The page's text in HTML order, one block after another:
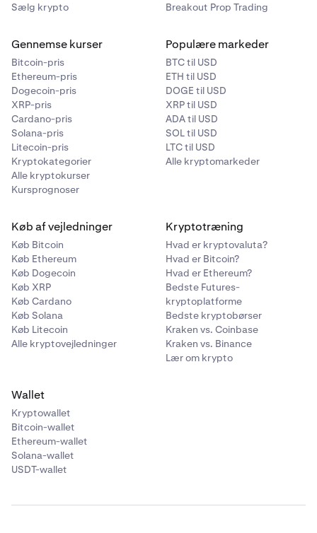
Sælg krypto
Breakout Prop Trading
Gennemse kurser
Bitcoin-pris
Ethereum-pris
Dogecoin-pris
XRP-pris
Cardano-pris
Solana-pris
Litecoin-pris
Kryptokategorier
Alle kryptokurser
Kursprognoser
Populære markeder
BTC til USD
ETH til USD
DOGE til USD
XRP til USD
ADA til USD
SOL til USD
LTC til USD
Alle kryptomarkeder
Køb af vejledninger
Køb Bitcoin
Køb Ethereum
Køb Dogecoin
Køb XRP
Køb Cardano
Køb Solana
Køb Litecoin
Alle kryptovejledninger
Kryptotræning
Hvad er kryptovaluta?
Hvad er Bitcoin?
Hvad er Ethereum?
Bedste Futures-
kryptoplatforme
Bedste kryptobørser
Kraken vs. Coinbase
Kraken vs. Binance
Lær om krypto
Wallet
Kryptowallet
Bitcoin-wallet
Ethereum-wallet
Solana-wallet
USDT-wallet